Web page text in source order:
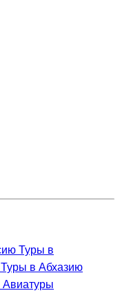
Туры в
Туры в Абхазию
Авиатуры